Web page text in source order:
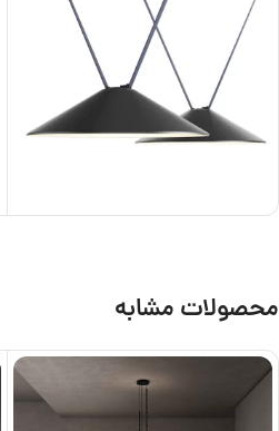
محصولات مشابه